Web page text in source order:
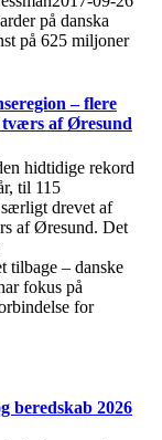
på danska
på 625 miljoner
– flere
tværs af Øresund
hidtidige rekord
til 115
drevet af
af Øresund. Det
tilbage – danske
fokus på
for
beredskab 2026